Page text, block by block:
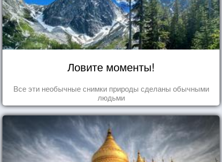
Ловите моменты!
Все эти необычные снимки природы сделаны обычными
людьми